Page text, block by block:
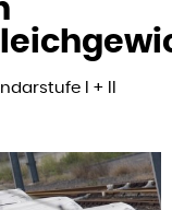
I + II